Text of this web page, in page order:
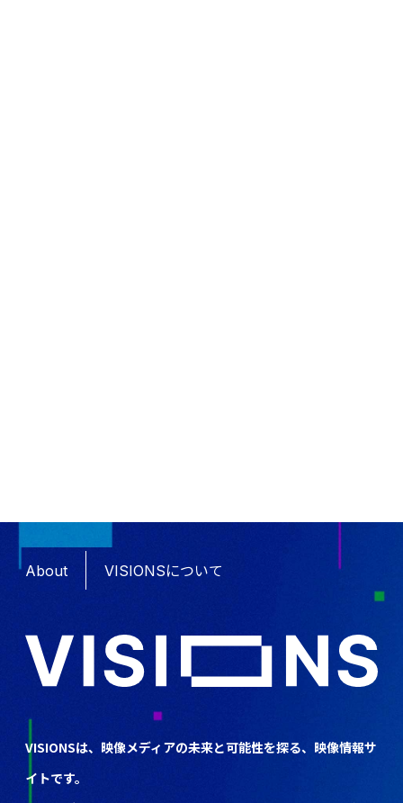
About VISIONSについて
VISIONSは、映像メディアの未来と可能性を探る、映像情報サ
イトです。